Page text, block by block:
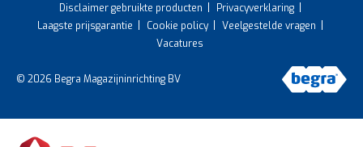
Disclaimer gebruikte producten
Privacyverklaring
Laagste prijsgarantie
Cookie policy
Veelgestelde vragen
Vacatures
© 2026 Begra Magazijninrichting BV